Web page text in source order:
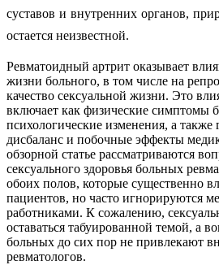
суставов и внутренних органов,
остается неизвестной.
Ревматоидный артрит оказывает
жизни больного, в том числе на
качество сексуальной жизни. Это
включает как физические симптомы
психологические изменения, а
дисбаланс и побочные эффекты
обзорной статье рассматриваются
сексуального здоровья больных
обоих полов, которые существенно
пациентов, но часто игнорируются
работниками. К сожалению,
оставаться табуированной темой, а
больных до сих пор не привлекают
ревматологов.